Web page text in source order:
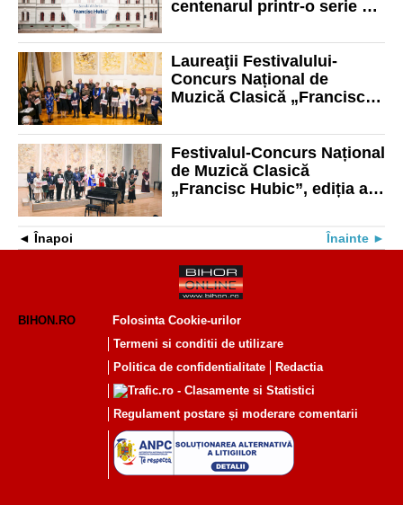
centenarul printr-o serie de
Laureaţii Festivalului-
Concurs Național de
Muzică Clasică „Francisc
Festivalul-Concurs Național
de Muzică Clasică
„Francisc Hubic”, ediția a
Înapoi Înainte
BIHON.RO
Folosinta Cookie-urilor
Termeni si conditii de utilizare
Politica de confidentialitate
Redactia
Regulament postare și moderare comentarii